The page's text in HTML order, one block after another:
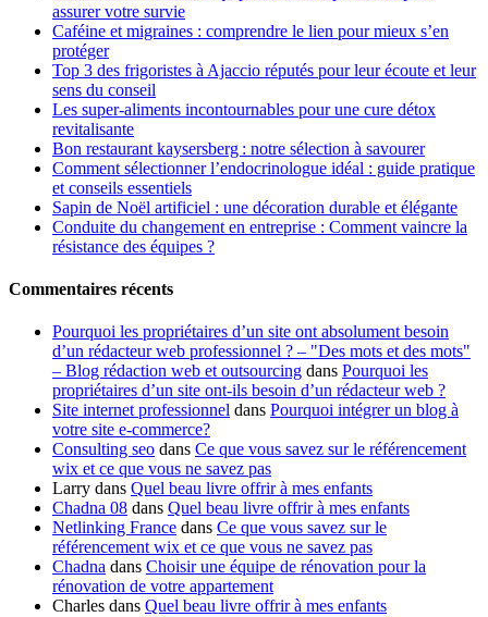
assurer votre survie
Caféine et migraines : comprendre le lien pour mieux s’en
protéger
Top 3 des frigoristes à Ajaccio réputés pour leur écoute et leur
sens du conseil
Les super-aliments incontournables pour une cure détox
revitalisante
Bon restaurant kaysersberg : notre sélection à savourer
Comment sélectionner l’endocrinologue idéal : guide pratique
et conseils essentiels
Sapin de Noël artificiel : une décoration durable et élégante
Conduite du changement en entreprise : Comment vaincre la
résistance des équipes ?
Commentaires récents
Pourquoi les propriétaires d’un site ont absolument besoin
d’un rédacteur web professionnel ? – "Des mots et des mots"
– Blog rédaction web et outsourcing dans Pourquoi les
propriétaires d’un site ont-ils besoin d’un rédacteur web ?
Site internet professionnel dans Pourquoi intégrer un blog à
votre site e-commerce?
Consulting seo dans Ce que vous savez sur le référencement
wix et ce que vous ne savez pas
Larry dans Quel beau livre offrir à mes enfants
Chadna 08 dans Quel beau livre offrir à mes enfants
Netlinking France dans Ce que vous savez sur le
référencement wix et ce que vous ne savez pas
Chadna dans Choisir une équipe de rénovation pour la
rénovation de votre appartement
Charles dans Quel beau livre offrir à mes enfants